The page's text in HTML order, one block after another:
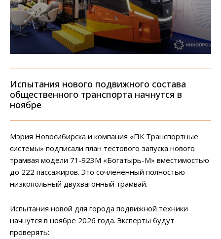
Испытания нового подвижного состава
общественного транспорта начнутся в
ноябре
Мэрия Новосибирска и компания «ПК Транспортные
системы» подписали план тестового запуска нового
трамвая модели 71‑923М «Богатырь-М» вместимостью
до 222 пассажиров. Это сочленённый полностью
низкопольный двухвагонный трамвай.
Испытания новой для города подвижной техники
начнутся в ноябре 2026 года. Эксперты будут
проверять: